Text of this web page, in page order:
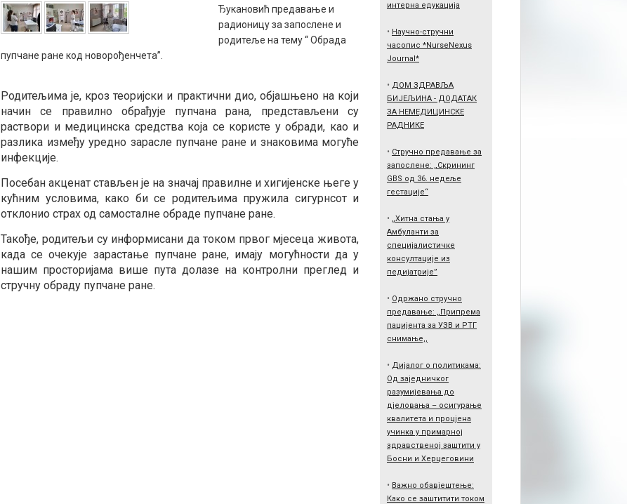
Ђукановић предавање и
радионицу за запослене и
родитеље на тему “ Обрада
пупчане ране код новорођенчета”.
Родитељима је, кроз теоријски и практични дио, објашњено на који
начин се правилно обрађује пупчана рана, представљени су
раствори и медицинска средства која се користе у обради, као и
разлика између уредно зарасле пупчане ране и знаковима могуће
инфекције.
Посебан акценат стављен је на значај правилне и хигијенске његе у
кућним условима, како би се родитељима пружила сигурнсот и
отклонио страх од самосталне обраде пупчане ране.
Такође, родитељи су информисани да током првог мјесеца живота,
када се очекује зарастање пупчане ране, имају могућности да у
нашим просторијама више пута долазе на контролни преглед и
стручну обраду пупчане ране.
интерна едукација
• Научно-стручни
часопис *NurseNexus
Journal*
• ДОМ ЗДРАВЉА
БИЈЕЉИНА - ДОДАТАК
ЗА НЕМЕДИЦИНСКЕ
РАДНИКЕ
• Стручно предавање за
запослене: „Скрининг
GBS од 36. недеље
гестације“
• „Хитна стања у
Амбуланти за
специјалистичке
консултације из
педијатрије”
• Одржано стручно
предавање: „Припрема
пацијента за УЗВ и РТГ
снимање,,
• Дијалог о политикама:
Од заједничког
разумијевања до
дјеловања – осигурање
квалитета и процјена
учинка у примарној
здравственој заштити у
Босни и Херцеговини
• Важно обавјештење:
Како се заштитити током